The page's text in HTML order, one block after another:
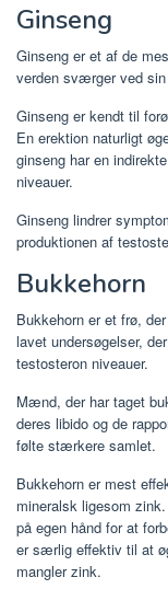
Ginseng
Ginseng er et af de
verden sværger ved
Ginseng er kendt til
En erektion naturligt
ginseng har en
niveauer.
Ginseng lindrer
produktionen af
Bukkehorn
Bukkehorn er et frø,
lavet undersøgelser,
testosteron niveauer.
Mænd, der har taget
deres libido og de
følte stærkere samlet.
Bukkehorn er mest
mineralsk ligesom
på egen hånd for at
er særlig effektiv til at
mangler zink.